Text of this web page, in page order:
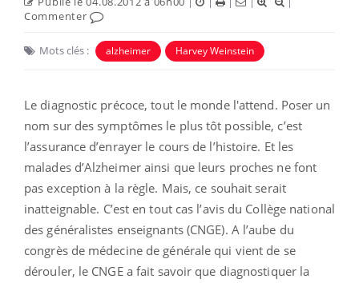
Commenter
Mots clés : alzheimer Harvey Weinstein
Le diagnostic précoce, tout le monde l'attend. Poser un
nom sur des symptômes le plus tôt possible, c’est
l’assurance d’enrayer le cours de l’histoire. Et les
malades d’Alzheimer ainsi que leurs proches ne font
pas exception à la règle. Mais, ce souhait serait
inatteignable. C’est en tout cas l’avis du Collège national
des généralistes enseignants (CNGE). A l’aube du
congrès de médecine de générale qui vient de se
dérouler, le CNGE a fait savoir que diagnostiquer la